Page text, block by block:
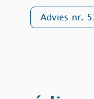
Advies nr.